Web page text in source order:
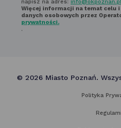
napisz na adres: info@okpoznan.pl
Więcej informacji na temat celu
danych osobowych przez
prywatności.
.
© 2026 Miasto Poznań.
Polityka